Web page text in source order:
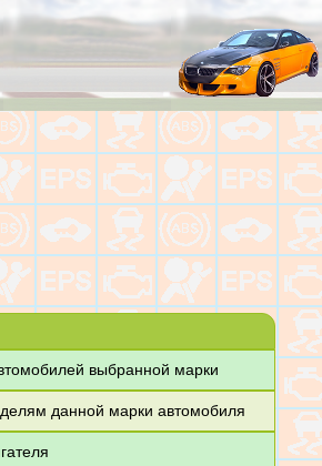
выбранной марки
данной марки автомобиля